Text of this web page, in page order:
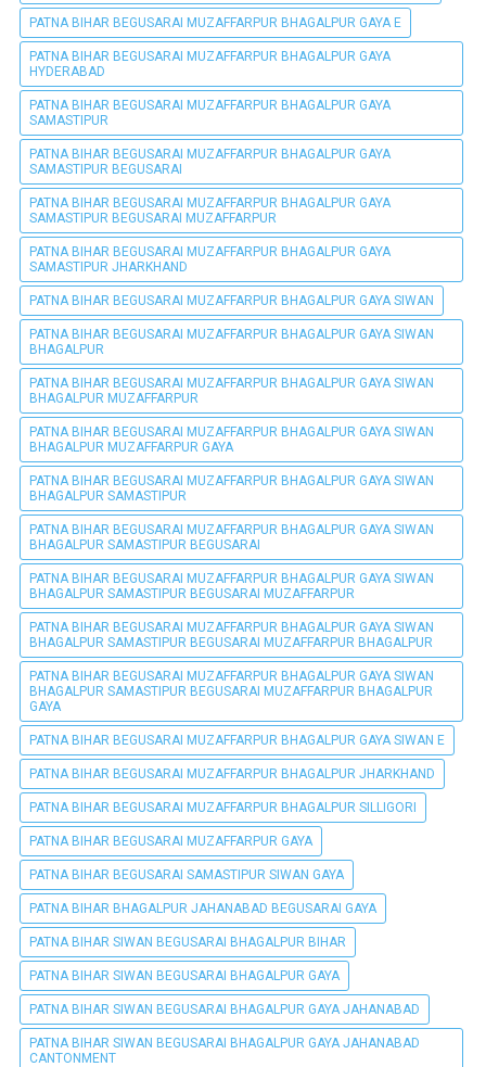
PATNA BIHAR BEGUSARAI MUZAFFARPUR BHAGALPUR GAYA E
PATNA BIHAR BEGUSARAI MUZAFFARPUR BHAGALPUR GAYA
HYDERABAD
PATNA BIHAR BEGUSARAI MUZAFFARPUR BHAGALPUR GAYA
SAMASTIPUR
PATNA BIHAR BEGUSARAI MUZAFFARPUR BHAGALPUR GAYA
SAMASTIPUR BEGUSARAI
PATNA BIHAR BEGUSARAI MUZAFFARPUR BHAGALPUR GAYA
SAMASTIPUR BEGUSARAI MUZAFFARPUR
PATNA BIHAR BEGUSARAI MUZAFFARPUR BHAGALPUR GAYA
SAMASTIPUR JHARKHAND
PATNA BIHAR BEGUSARAI MUZAFFARPUR BHAGALPUR GAYA SIWAN
PATNA BIHAR BEGUSARAI MUZAFFARPUR BHAGALPUR GAYA SIWAN
BHAGALPUR
PATNA BIHAR BEGUSARAI MUZAFFARPUR BHAGALPUR GAYA SIWAN
BHAGALPUR MUZAFFARPUR
PATNA BIHAR BEGUSARAI MUZAFFARPUR BHAGALPUR GAYA SIWAN
BHAGALPUR MUZAFFARPUR GAYA
PATNA BIHAR BEGUSARAI MUZAFFARPUR BHAGALPUR GAYA SIWAN
BHAGALPUR SAMASTIPUR
PATNA BIHAR BEGUSARAI MUZAFFARPUR BHAGALPUR GAYA SIWAN
BHAGALPUR SAMASTIPUR BEGUSARAI
PATNA BIHAR BEGUSARAI MUZAFFARPUR BHAGALPUR GAYA SIWAN
BHAGALPUR SAMASTIPUR BEGUSARAI MUZAFFARPUR
PATNA BIHAR BEGUSARAI MUZAFFARPUR BHAGALPUR GAYA SIWAN
BHAGALPUR SAMASTIPUR BEGUSARAI MUZAFFARPUR BHAGALPUR
PATNA BIHAR BEGUSARAI MUZAFFARPUR BHAGALPUR GAYA SIWAN
BHAGALPUR SAMASTIPUR BEGUSARAI MUZAFFARPUR BHAGALPUR
GAYA
PATNA BIHAR BEGUSARAI MUZAFFARPUR BHAGALPUR GAYA SIWAN E
PATNA BIHAR BEGUSARAI MUZAFFARPUR BHAGALPUR JHARKHAND
PATNA BIHAR BEGUSARAI MUZAFFARPUR BHAGALPUR SILLIGORI
PATNA BIHAR BEGUSARAI MUZAFFARPUR GAYA
PATNA BIHAR BEGUSARAI SAMASTIPUR SIWAN GAYA
PATNA BIHAR BHAGALPUR JAHANABAD BEGUSARAI GAYA
PATNA BIHAR SIWAN BEGUSARAI BHAGALPUR BIHAR
PATNA BIHAR SIWAN BEGUSARAI BHAGALPUR GAYA
PATNA BIHAR SIWAN BEGUSARAI BHAGALPUR GAYA JAHANABAD
PATNA BIHAR SIWAN BEGUSARAI BHAGALPUR GAYA JAHANABAD
CANTONMENT